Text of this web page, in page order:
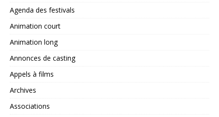
Agenda des festivals
Animation court
Animation long
Annonces de casting
Appels à films
Archives
Associations